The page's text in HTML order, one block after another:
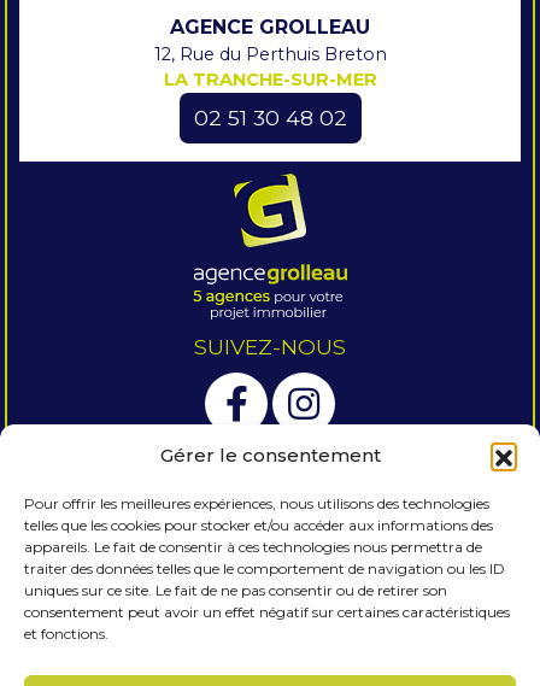
Gérer le consentement
Pour offrir les meilleures expériences, nous utilisons des technologies
telles que les cookies pour stocker et/ou accéder aux informations des
appareils. Le fait de consentir à ces technologies nous permettra de
traiter des données telles que le comportement de navigation ou les ID
uniques sur ce site. Le fait de ne pas consentir ou de retirer son
consentement peut avoir un effet négatif sur certaines caractéristiques
et fonctions.
AGENCE GROLLEAU
12, Rue du Perthuis Breton
LA TRANCHE-SUR-MER
02 51 30 48 02
SUIVEZ-NOUS
OUVERTURE DE NOS AGENCES
DU LUNDI AU SAMEDI
9H00-12H00 & 14H00-18H00.